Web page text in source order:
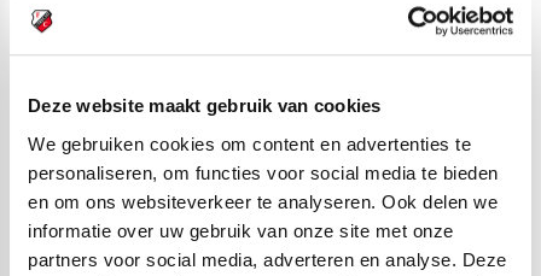
Deze website maakt gebruik van cookies
We gebruiken cookies om content en advertenties te
personaliseren, om functies voor social media te bieden
en om ons websiteverkeer te analyseren. Ook delen we
informatie over uw gebruik van onze site met onze
partners voor social media, adverteren en analyse. Deze
76. Darren Maatsen 2-1
Tahiri (RKC Waalwijk).
Toeschouwers: 5.134.
Scheidsrechter:Jochem Kamphuis.
Opstelling RKC Waalwijk: